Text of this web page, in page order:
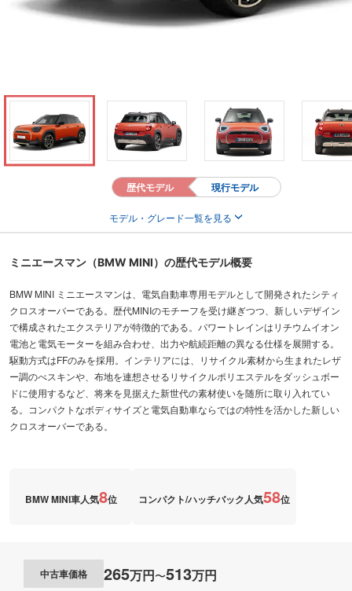
歴代モデル 現行モデル
モデル・グレード一覧を見る
ミニエースマン（BMW MINI）の歴代モデル概要
BMW MINI ミニエースマンは、電気自動車専用モデルとして開発されたシティ
クロスオーバーである。歴代MINIのモチーフを受け継ぎつつ、新しいデザイン
で構成されたエクステリアが特徴的である。パワートレインはリチウムイオン
電池と電気モーターを組み合わせ、出力や航続距離の異なる仕様を展開する。
駆動方式はFFのみを採用。インテリアには、リサイクル素材から生まれたレザ
ー調のべスキンや、布地を連想させるリサイクルポリエステルをダッシュボー
ドに使用するなど、将来を見据えた新世代の素材使いを随所に取り入れてい
る。コンパクトなボディサイズと電気自動車ならではの特性を活かした新しい
クロスオーバーである。
BMW MINI車人気8位 コンパクト/ハッチバック人気58位
中古車価格 265万円〜513万円